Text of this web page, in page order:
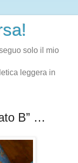
solo il mio
leggera in
B” …